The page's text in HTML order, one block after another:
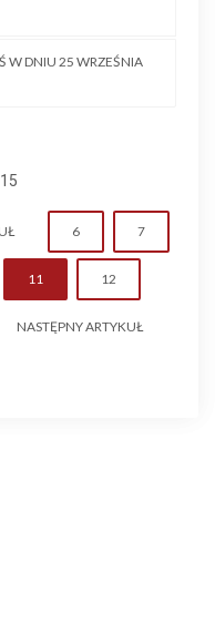
W DNIU 25 WRZEŚNIA
6 7
11 12
NASTĘPNY ARTYKUŁ